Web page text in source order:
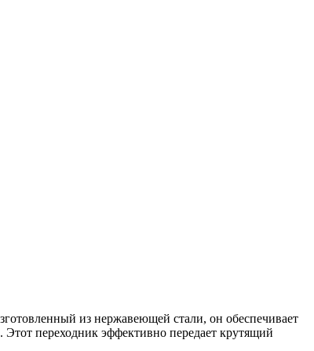
из нержавеющей стали, он обеспечивает
переходник эффективно передает крутящий